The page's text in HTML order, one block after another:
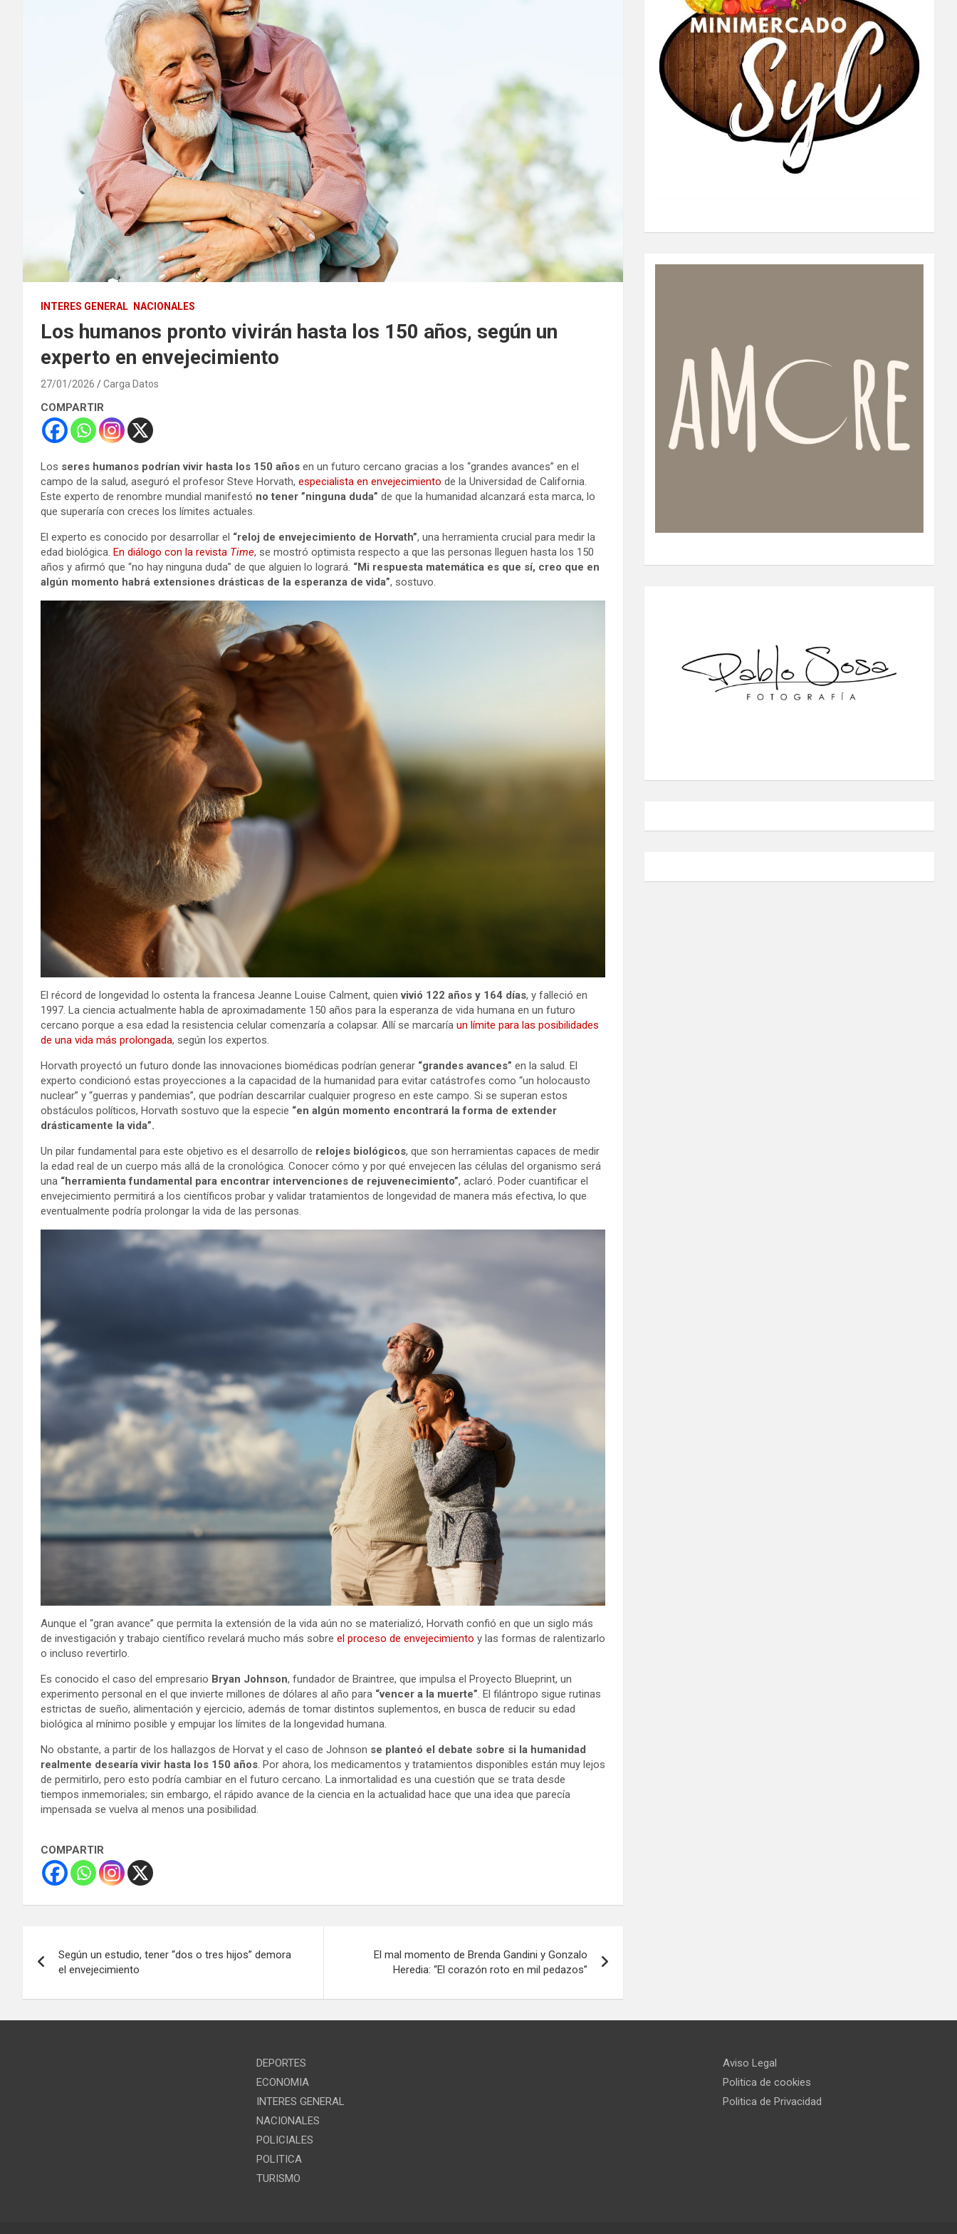
INTERES GENERAL NACIONALES
Los humanos pronto vivirán hasta los 150 años, según un
experto en envejecimiento
27/01/2026 Carga Datos
COMPARTIR
Los seres humanos podrían vivir hasta los 150 años en un futuro cercano gracias a los “grandes avances” en el
campo de la salud, aseguró el profesor Steve Horvath, especialista en envejecimiento de la Universidad de California.
Este experto de renombre mundial manifestó no tener ”ninguna duda” de que la humanidad alcanzará esta marca, lo
que superaría con creces los límites actuales.
El experto es conocido por desarrollar el “reloj de envejecimiento de Horvath”, una herramienta crucial para medir la
edad biológica. En diálogo con la revista Time, se mostró optimista respecto a que las personas lleguen hasta los 150
años y afirmó que “no hay ninguna duda” de que alguien lo logrará. “Mi respuesta matemática es que sí, creo que en
algún momento habrá extensiones drásticas de la esperanza de vida”, sostuvo.
El récord de longevidad lo ostenta la francesa Jeanne Louise Calment, quienvivió 122 años y 164 días, y falleció en
1997. La ciencia actualmente habla de aproximadamente 150 años para la esperanza de vida humana en un futuro
cercano porque a esa edad la resistencia celular comenzaría a colapsar. Allí se marcaría un límite para las posibilidades
de una vida más prolongada, según los expertos.
Horvath proyectó un futuro donde las innovaciones biomédicas podrían generar “grandes avances” en la salud. El
experto condicionó estas proyecciones a la capacidad de la humanidad para evitar catástrofes como “un holocausto
nuclear” y “guerras y pandemias”, que podrían descarrilar cualquier progreso en este campo. Si se superan estos
obstáculos políticos, Horvath sostuvo que la especie “en algún momento encontrará la forma de extender
drásticamente la vida”.
Un pilar fundamental para este objetivo es el desarrollo de relojes biológicos, que son herramientas capaces de medir
la edad real de un cuerpo más allá de la cronológica. Conocer cómo y por qué envejecen las células del organismo será
una “herramienta fundamental para encontrar intervenciones de rejuvenecimiento”, aclaró. Poder cuantificar el
envejecimiento permitirá a los científicos probar y validar tratamientos de longevidad de manera más efectiva, lo que
eventualmente podría prolongar la vida de las personas.
Aunque el “gran avance” que permita la extensión de la vida aún no se materializó, Horvath confió en que un siglo más
de investigación y trabajo científico revelará mucho más sobre el proceso de envejecimiento y las formas de ralentizarlo
o incluso revertirlo.
Es conocido el caso del empresario Bryan Johnson, fundador de Braintree, que impulsa el Proyecto Blueprint, un
experimento personal en el que invierte millones de dólares al año para “vencer a la muerte”. El filántropo sigue rutinas
estrictas de sueño, alimentación y ejercicio, además de tomar distintos suplementos, en busca de reducir su edad
biológica al mínimo posible y empujar los límites de la longevidad humana.
No obstante, a partir de los hallazgos de Horvat y el caso de Johnson se planteó el debate sobre si la humanidad
realmente desearía vivir hasta los 150 años. Por ahora, los medicamentos y tratamientos disponibles están muy lejos
de permitirlo, pero esto podría cambiar en el futuro cercano. La inmortalidad es una cuestión que se trata desde
tiempos inmemoriales; sin embargo, el rápido avance de la ciencia en la actualidad hace que una idea que parecía
impensada se vuelva al menos una posibilidad.
COMPARTIR
de
entradas
Según un estudio, tener “dos o tres hijos” demora
el envejecimiento
El mal momento de Brenda Gandini y Gonzalo
Heredia: “El corazón roto en mil pedazos”
DEPORTES
ECONOMIA
INTERES GENERAL
NACIONALES
POLICIALES
POLITICA
TURISMO
Aviso Legal
Politica de cookies
Politica de Privacidad